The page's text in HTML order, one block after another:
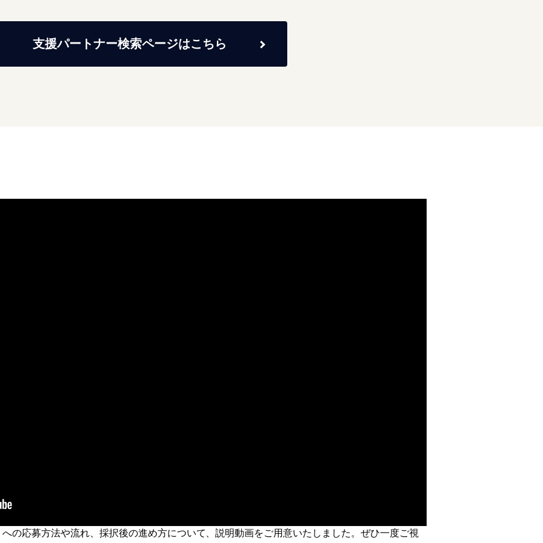
支援パートナー検索ページはこちら
の応募方法や流れ、採択後の進め方について、説明動画をご用意いたしました。ぜひ一度ご視